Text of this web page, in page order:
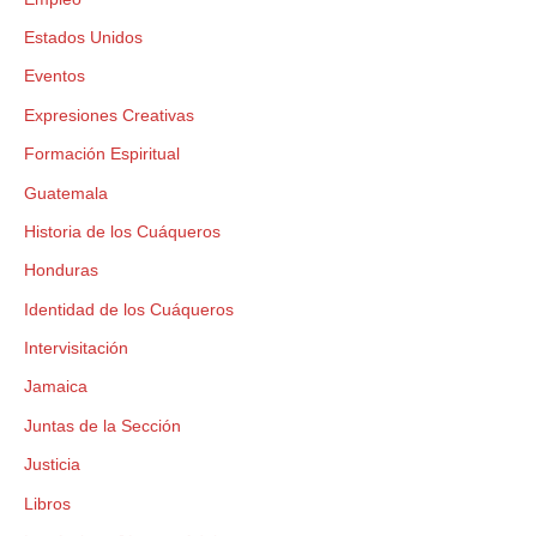
Estados Unidos
Eventos
Expresiones Creativas
Formación Espiritual
Guatemala
Historia de los Cuáqueros
Honduras
Identidad de los Cuáqueros
Intervisitación
Jamaica
Juntas de la Sección
Justicia
Libros